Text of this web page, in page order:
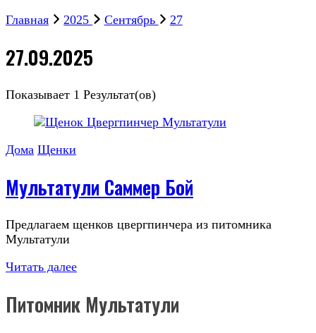
Главная
2025 Сентябрь 27
27.09.2025
Показывает 1 Результат(ов)
Дома Щенки
Мультатули Саммер Бой
Предлагаем щенков цвергпинчера из питомника
Мультатули
Читать далее
Питомник Мультатули